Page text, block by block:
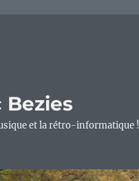
Bezies
et la rétro-informatique !